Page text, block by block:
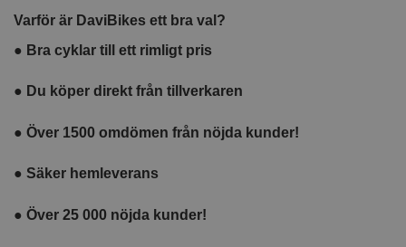
Varför är DaviBikes ett bra val?
● Bra cyklar till ett rimligt pris
● Du köper direkt från tillverkaren
● Över 1500 omdömen från nöjda kunder!
● Säker hemleverans
● Över 25 000 nöjda kunder!